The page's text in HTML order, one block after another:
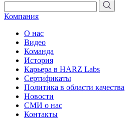
Компания
О нас
Видео
Команда
История
Карьера в HARZ Labs
Сертификаты
Политика в области качества
Новости
СМИ о нас
Контакты